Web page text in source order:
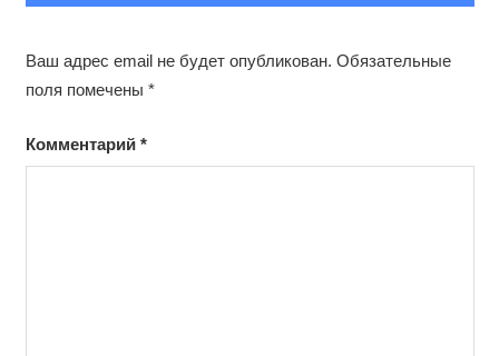
Ваш адрес email не будет опубликован. Обязательные
поля помечены *
Комментарий *